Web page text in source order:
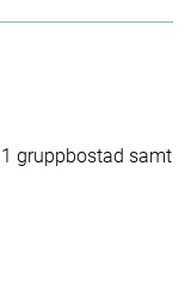
gruppbostad samt